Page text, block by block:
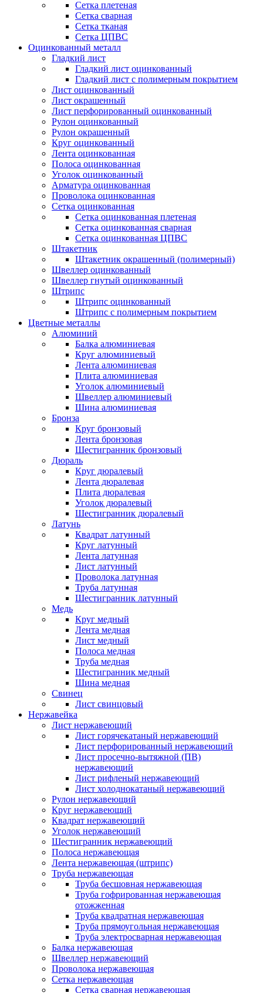
Сетка плетеная
Сетка сварная
Сетка тканая
Сетка ЦПВС
Оцинкованный металл
Гладкий лист
Гладкий лист оцинкованный
Гладкий лист с полимерным покрытием
Лист оцинкованный
Лист окрашенный
Лист перфорированный оцинкованный
Рулон оцинкованный
Рулон окрашенный
Круг оцинкованный
Лента оцинкованная
Полоса оцинкованная
Уголок оцинкованный
Арматура оцинкованная
Проволока оцинкованная
Сетка оцинкованная
Сетка оцинкованная плетеная
Сетка оцинкованная сварная
Сетка оцинкованная ЦПВС
Штакетник
Штакетник окрашенный (полимерный)
Швеллер оцинкованный
Швеллер гнутый оцинкованный
Штрипс
Штрипс оцинкованный
Штрипс с полимерным покрытием
Цветные металлы
Алюминий
Балка алюминиевая
Круг алюминиевый
Лента алюминиевая
Плита алюминиевая
Уголок алюминиевый
Швеллер алюминиевый
Шина алюминиевая
Бронза
Круг бронзовый
Лента бронзовая
Шестигранник бронзовый
Дюраль
Круг дюралевый
Лента дюралевая
Плита дюралевая
Уголок дюралевый
Шестигранник дюралевый
Латунь
Квадрат латунный
Круг латунный
Лента латунная
Лист латунный
Проволока латунная
Труба латунная
Шестигранник латунный
Медь
Круг медный
Лента медная
Лист медный
Полоса медная
Труба медная
Шестигранник медный
Шина медная
Свинец
Лист свинцовый
Нержавейка
Лист нержавеющий
Лист горячекатаный нержавеющий
Лист перфорированный нержавеющий
Лист просечно-вытяжной (ПВ)
нержавеющий
Лист рифленый нержавеющий
Лист холоднокатаный нержавеющий
Рулон нержавеющий
Круг нержавеющий
Квадрат нержавеющий
Уголок нержавеющий
Шестигранник нержавеющий
Полоса нержавеющая
Лента нержавеющая (штрипс)
Труба нержавеющая
Труба бесшовная нержавеющая
Труба гофрированная нержавеющая
отожженная
Труба квадратная нержавеющая
Труба прямоугольная нержавеющая
Труба электросварная нержавеющая
Балка нержавеющая
Швеллер нержавеющий
Проволока нержавеющая
Сетка нержавеющая
Сетка сварная нержавеющая